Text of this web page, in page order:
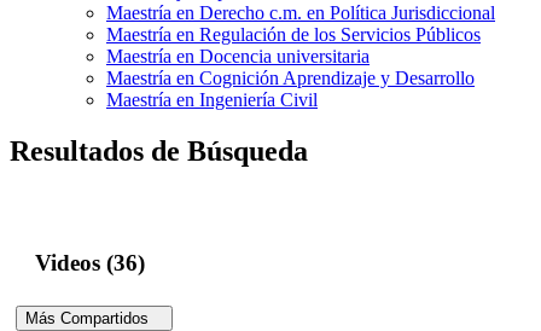
Maestría en Derecho c.m. en Política Jurisdiccional
Maestría en Regulación de los Servicios Públicos
Maestría en Docencia universitaria
Maestría en Cognición Aprendizaje y Desarrollo
Maestría en Ingeniería Civil
Resultados de Búsqueda
Videos (36)
Más Compartidos